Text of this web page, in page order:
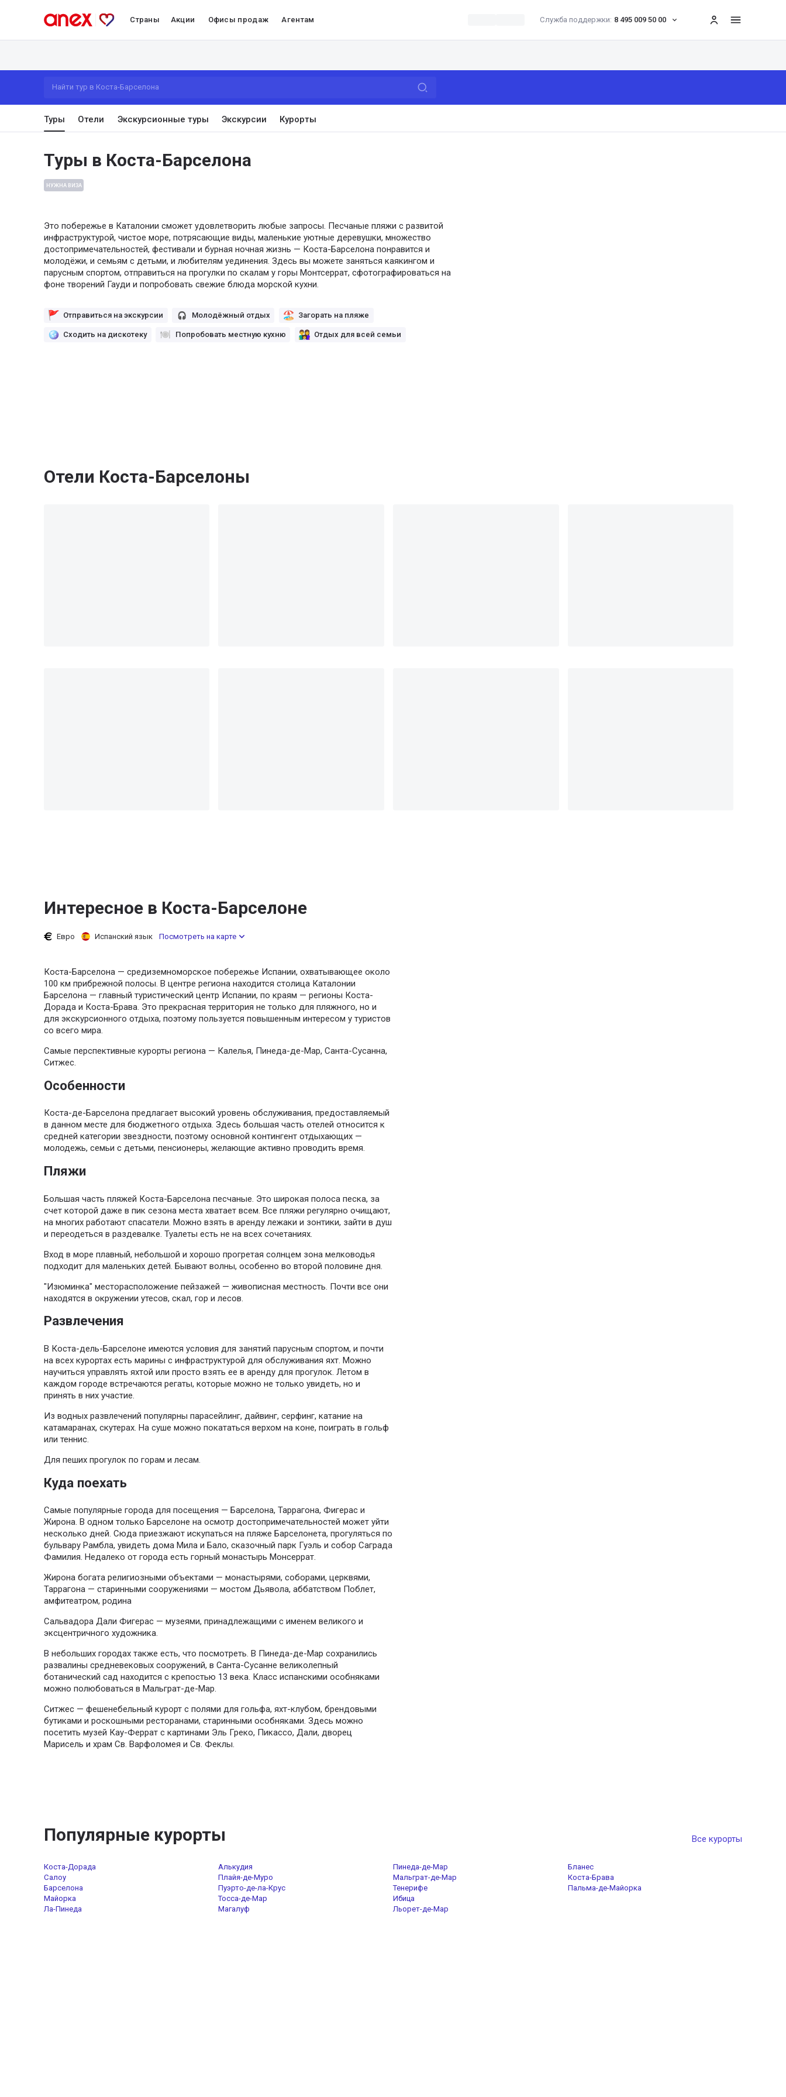
Страны Акции Офисы продаж Агентам Служба поддержки: 8 495 009 50 00 меню
Найти тур в Коста-Барселона
Туры Отели Экскурсионные туры Экскурсии Курорты
Туры в Коста-Барселона
НУЖНА ВИЗА
Это побережье в Каталонии сможет удовлетворить любые запросы. Песчаные пляжи с развитой
инфраструктурой, чистое море, потрясающие виды, маленькие уютные деревушки, множество
достопримечательностей, фестивали и бурная ночная жизнь — Коста-Барселона понравится и
молодёжи, и семьям с детьми, и любителям уединения. Здесь вы можете заняться каякингом и
парусным спортом, отправиться на прогулки по скалам у горы Монтсеррат, сфотографироваться на
фоне творений Гауди и попробовать свежие блюда морской кухни.
Отправиться на экскурсии Молодёжный отдых Загорать на пляже
Сходить на дискотеку Попробовать местную кухню Отдых для всей семьи
Отели Коста-Барселоны
Интересное в Коста-Барселоне
Евро Испанский язык Посмотреть на карте
Коста-Барселона — средиземноморское побережье Испании, охватывающее около
100 км прибрежной полосы. В центре региона находится столица Каталонии
Барселона — главный туристический центр Испании, по краям — регионы Коста-
Дорада и Коста-Брава. Это прекрасная территория не только для пляжного, но и
для экскурсионного отдыха, поэтому пользуется повышенным интересом у туристов
со всего мира.
Самые перспективные курорты региона — Калелья, Пинеда-де-Мар, Санта-Сусанна,
Ситжес.
Особенности
Коста-де-Барселона предлагает высокий уровень обслуживания, предоставляемый
в данном месте для бюджетного отдыха. Здесь большая часть отелей относится к
средней категории звездности, поэтому основной контингент отдыхающих —
молодежь, семьи с детьми, пенсионеры, желающие активно проводить время.
Пляжи
Большая часть пляжей Коста-Барселона песчаные. Это широкая полоса песка, за
счет которой даже в пик сезона места хватает всем. Все пляжи регулярно очищают,
на многих работают спасатели. Можно взять в аренду лежаки и зонтики, зайти в душ
и переодеться в раздевалке. Туалеты есть не на всех сочетаниях.
Вход в море плавный, небольшой и хорошо прогретая солнцем зона мелководья
подходит для маленьких детей. Бывают волны, особенно во второй половине дня.
"Изюминка" месторасположение пейзажей — живописная местность. Почти все они
находятся в окружении утесов, скал, гор и лесов.
Развлечения
В Коста-дель-Барселоне имеются условия для занятий парусным спортом, и почти
на всех курортах есть марины с инфраструктурой для обслуживания яхт. Можно
научиться управлять яхтой или просто взять ее в аренду для прогулок. Летом в
каждом городе встречаются регаты, которые можно не только увидеть, но и
принять в них участие.
Из водных развлечений популярны парасейлинг, дайвинг, серфинг, катание на
катамаранах, скутерах. На суше можно покататься верхом на коне, поиграть в гольф
или теннис.
Для пеших прогулок по горам и лесам.
Куда поехать
Самые популярные города для посещения — Барселона, Таррагона, Фигерас и
Жирона. В одном только Барселоне на осмотр достопримечательностей может уйти
несколько дней. Сюда приезжают искупаться на пляже Барселонета, прогуляться по
бульвару Рамбла, увидеть дома Мила и Бало, сказочный парк Гуэль и собор Саграда
Фамилия. Недалеко от города есть горный монастырь Монсеррат.
Жирона богата религиозными объектами — монастырями, соборами, церквями,
Таррагона — старинными сооружениями — мостом Дьявола, аббатством Поблет,
амфитеатром, родина
Сальвадора Дали Фигерас — музеями, принадлежащими с именем великого и
эксцентричного художника.
В небольших городах также есть, что посмотреть. В Пинеда-де-Мар сохранились
развалины средневековых сооружений, в Санта-Сусанне великолепный
ботанический сад находится с крепостью 13 века. Класс испанскими особняками
можно полюбоваться в Мальграт-де-Мар.
Ситжес — фешенебельный курорт с полями для гольфа, яхт-клубом, брендовыми
бутиками и роскошными ресторанами, старинными особняками. Здесь можно
посетить музей Кау-Феррат с картинами Эль Греко, Пикассо, Дали, дворец
Марисель и храм Св. Варфоломея и Св. Феклы.
Популярные курорты Все курорты
Коста-Дорада
Салоу
Барселона
Майорка
Ла-Пинеда
Алькудия
Плайя-де-Муро
Пуэрто-де-ла-Крус
Тосса-де-Мар
Магалуф
Пинеда-де-Мар
Мальграт-де-Мар
Тенерифе
Ибица
Льорет-де-Мар
Бланес
Коста-Брава
Пальма-де-Майорка